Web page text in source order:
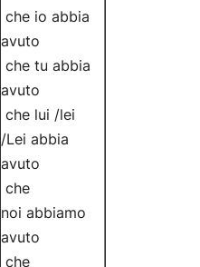
che io abbia
avuto
che tu abbia
avuto
che lui /lei
/Lei abbia
avuto
che
noi abbiamo
avuto
che